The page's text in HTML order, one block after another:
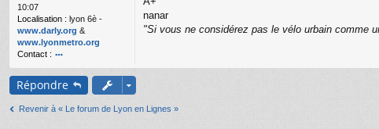
10:07
Localisation : lyon 6è -
www.darly.org &
www.lyonmetro.org
Contact :
o
nt
ac
r
n
l
u
nanar
"Si vous ne considérez pas le vélo urbain comme
Répondre
Revenir à « Le forum de Lyon en Lignes »